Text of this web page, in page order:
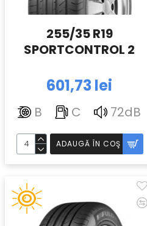
255/35 R19
SPORTCONTROL 2
601,73 lei
B C 72dB
ADAUGĂ ÎN COŞ